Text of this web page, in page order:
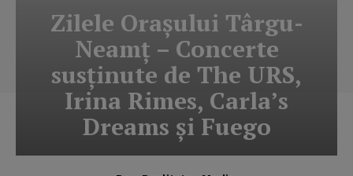
Zilele Oraşului Târgu-
Neamţ – Concerte
susţinute de The URS,
Irina Rimes, Carla’s
Dreams şi Fuego